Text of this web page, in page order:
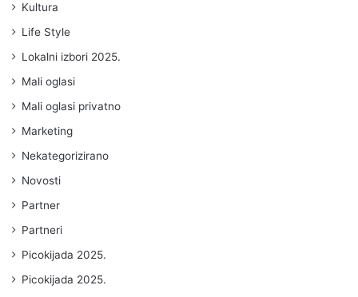
Kultura
Life Style
Lokalni izbori 2025.
Mali oglasi
Mali oglasi privatno
Marketing
Nekategorizirano
Novosti
Partner
Partneri
Picokijada 2025.
Picokijada 2025.